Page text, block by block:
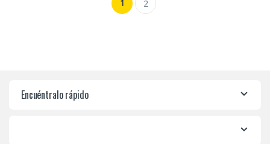
1 2
Encuéntralo rápido